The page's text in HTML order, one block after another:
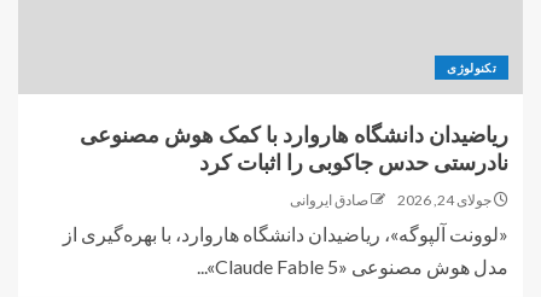
تکنولوژی
ریاضیدان دانشگاه هاروارد با کمک هوش مصنوعی
نادرستی حدس جاکوبی را اثبات کرد
جولای 24, 2026 صادق ایروانی
«لوونت آلپوگه»، ریاضیدان دانشگاه هاروارد، با بهره‌گیری از
مدل هوش مصنوعی «Claude Fable 5»...